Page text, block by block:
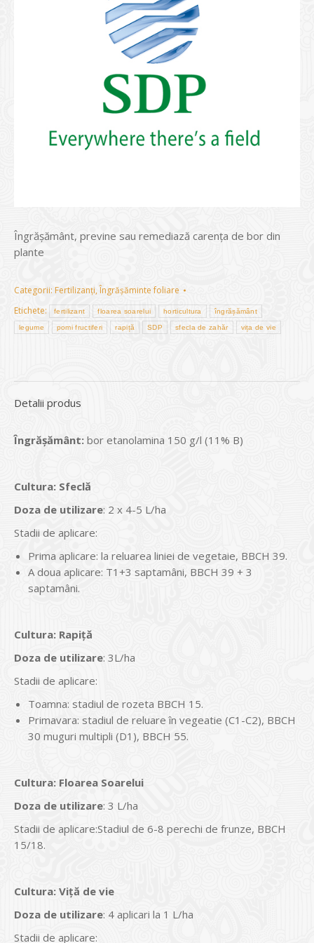
Îngrășământ, previne sau remediază carenț­a de bor din
plante
Categorii: Fertilizanți,Îngrășăminte foliare
Etichete:
fertilizant floarea soarelui horticultura îngrășământ
legume pomi fructiferi rapiță SDP sfecla de zahăr vița de vie
Detalii produs
Îngrășământ: bor etanolamina 150 g/l (11% B)
Cultura: Sfeclă
Doza de utilizare: 2 x 4-5 L/ha
Stadii de aplicare:
Prima aplicare: la reluarea liniei de vegeta­ie, BBCH 39.
A doua aplicare: T1+3 saptamâni, BBCH 39 + 3
saptamâni.
Cultura: Rapiță
Doza de utilizare: 3L/ha
Stadii de aplicare:
Toamna: stadiul de rozeta BBCH 15.
Primavara: stadiul de reluare în vege­atie (C1-C2), BBCH
30 muguri multipli (D1), BBCH 55.
Cultura: Floarea Soarelui
Doza de utilizare: 3 L/ha
Stadii de aplicare:Stadiul de 6-8 perechi de frunze, BBCH
15/18.
Cultura: Viţă de vie
Doza de utilizare: 4 aplicari la 1 L/ha
Stadii de aplicare: